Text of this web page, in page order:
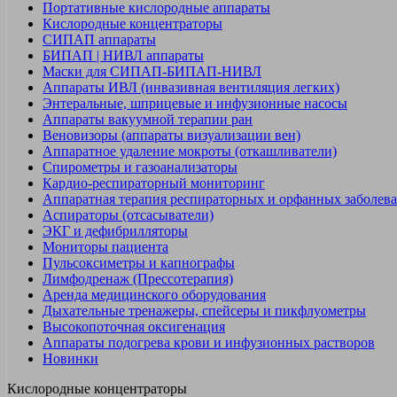
Портативные кислородные аппараты
Кислородные концентраторы
СИПАП аппараты
БИПАП | НИВЛ аппараты
Маски для СИПАП-БИПАП-НИВЛ
Аппараты ИВЛ (инвазивная вентиляция легких)
Энтеральные, шприцевые и инфузионные насосы
Аппараты вакуумной терапии ран
Веновизоры (аппараты визуализации вен)
Аппаратное удаление мокроты (откашливатели)
Спирометры и газоанализаторы
Кардио-респираторный мониторинг
Аппаратная терапия респираторных и орфанных
Аспираторы (отсасыватели)
ЭКГ и дефибрилляторы
Мониторы пациента
Пульсоксиметры и капнографы
Лимфодренаж (Прессотерапия)
Аренда медицинского оборудования
Дыхательные тренажеры, спейсеры и пикфлуометры
Высокопоточная оксигенация
Аппараты подогрева крови и инфузионных растворов
Новинки
Кислородные концентраторы